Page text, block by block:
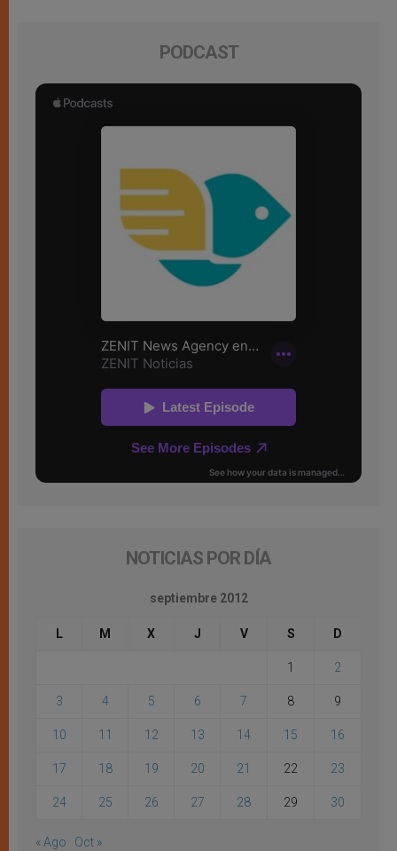
PODCAST
NOTICIAS POR DÍA
septiembre 2012
L M X J V S D
1 2
3 4 5 6 7 8 9
10 11 12 13 14 15 16
17 18 19 20 21 22 23
24 25 26 27 28 29 30
« Ago Oct »